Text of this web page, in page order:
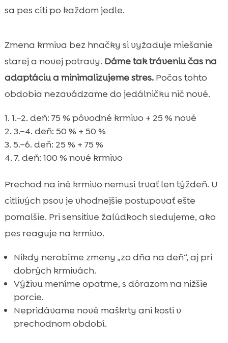
sa pes cíti po každom jedle.
Zmena krmiva bez hnačky si vyžaduje miešanie
starej a novej potravy. Dáme tak tráveniu čas na
adaptáciu a minimalizujeme stres.Počas tohto
obdobia nezavádzame do jedálničku nič nové.
1.–2. deň: 75 % pôvodné krmivo + 25 % nové
3.–4. deň: 50 % + 50 %
5.–6. deň: 25 % + 75 %
7. deň: 100 % nové krmivo
Prechod na iné krmivo nemusí trvať len týždeň. U
citlivých psov je vhodnejšie postupovať ešte
pomalšie. Pri sensitive žalúdkoch sledujeme, ako
pes reaguje na krmivo.
Nikdy nerobíme zmeny „zo dňa na deň“, aj pri
dobrých krmivách.
Výživu meníme opatrne, s dôrazom na nižšie
porcie.
Nepridávame nové maškrty ani kosti v
prechodnom období.